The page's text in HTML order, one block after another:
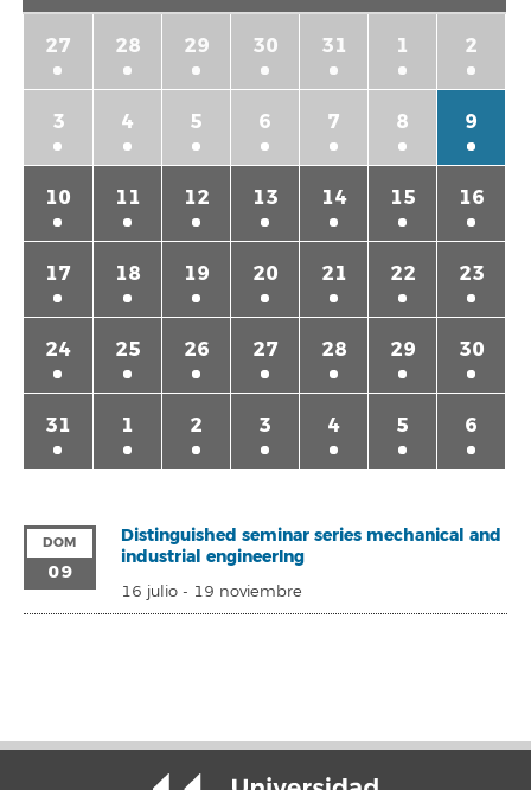
27 28 29 30 31 1 2
3 4 5 6 7 8 9
10 11 12 13 14 15 16
17 18 19 20 21 22 23
24 25 26 27 28 29 30
31 1 2 3 4 5 6
DOM
09
Distinguished seminar series mechanical and
industrial engineerIng
16 julio- 19 noviembre